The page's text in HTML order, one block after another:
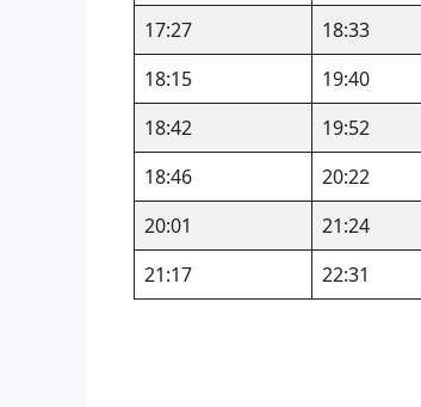
17:27
18:33
18:15
19:40
18:42
19:52
18:46
20:22
20:01
21:24
21:17
22:31